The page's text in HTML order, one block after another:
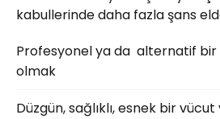
kabullerinde daha fazla şans
Profesyonel ya da alternatif bir
olmak
Düzgün, sağlıklı, esnek bir